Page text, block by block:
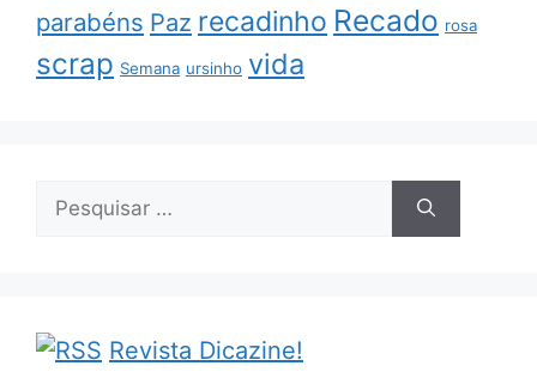
parabéns Paz recadinho Recado rosa
scrap Semana ursinho vida
por:
Revista Dicazine!